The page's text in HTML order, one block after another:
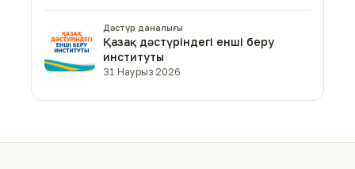
Дәстүр даналығы
Қазақ дәстүріндегі енші беру
институты
31 Наурыз 2026